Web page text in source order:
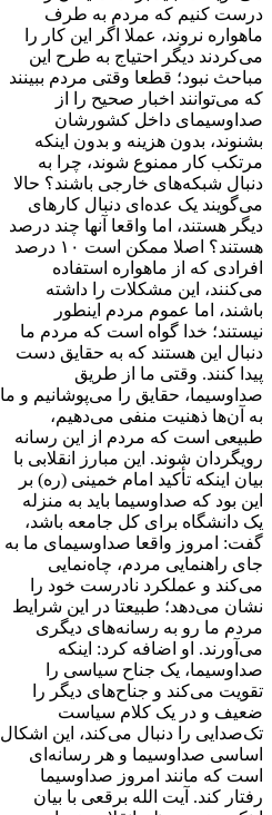
درست کنیم که مردم به طرف
ماهواره نروند، عملا اگر این کار را
می‌کردند دیگر احتیاج به طرح این
مباحث نبود؛ قطعا وقتی مردم ببینند
که می‌توانند اخبار صحیح را از
صداوسیمای داخل کشورشان
بشنوند، بدون هزینه و بدون اینکه
مرتکب کار ممنوع شوند، چرا به
دنبال شبکه‌های خارجی باشند؟ حالا
می‌گویند یک عده‌ای دنبال کارهای
دیگر هستند، اما واقعا آنها چند درصد
هستند؟ اصلا ممکن است ۱۰ درصد
افرادی که از ماهواره استفاده
می‌کنند، این مشکلات را داشته
باشند، اما عموم مردم اینطور
نیستند؛ خدا گواه است که مردم ما
دنبال این هستند که به حقایق دست
پیدا کنند. وقتی ما از طریق
صداوسیما، حقایق را می‌پوشانیم و ما
به آن‌ها ذهنیت منفی می‌دهیم،
طبیعی است که مردم از این رسانه
رویگردان شوند. این مبارز انقلابی با
بیان اینکه تأکید امام خمینی (ره) بر
این بود که صداوسیما باید به منزله
یک دانشگاه برای کل جامعه باشد،
گفت: امروز واقعا صداوسیمای ما به
جای راهنمایی مردم، چاه‌نمایی
می‌کند و عملکرد نادرست خود را
نشان می‌دهد؛ طبیعتا در این شرایط
مردم ما رو به رسانه‌های دیگری
می‌آورند. او اضافه کرد: اینکه
صداوسیما، یک جناح سیاسی را
تقویت می‌کند و جناح‌های دیگر را
ضعیف و در یک کلام سیاست
تک‌صدایی را دنبال می‌کند، این اشکال
اساسی صداوسیما و هر رسانه‌ای
است که مانند امروز صداوسیما
رفتار کند. آیت الله برقعی با بیان